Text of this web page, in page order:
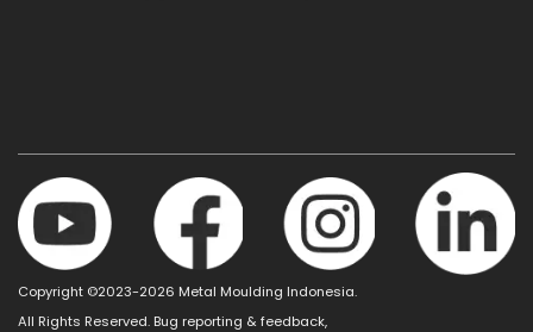
Copyright ©2023-2026 Metal Moulding Indonesia.
All Rights Reserved. Bug reporting & feedback,